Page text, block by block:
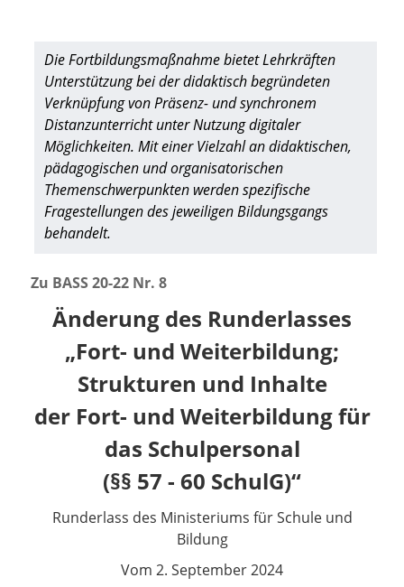
Die Fortbildungsmaßnahme bietet Lehrkräften
Unterstützung bei der didaktisch begründeten
Verknüpfung von Präsenz- und synchronem
Distanzunterricht unter Nutzung digitaler
Möglichkeiten. Mit einer Vielzahl an didaktischen,
pädagogischen und organisatorischen
Themenschwerpunkten werden spezifische
Fragestellungen des jeweiligen Bildungsgangs
behandelt.
Zu BASS20-22 Nr. 8
Änderung des Runderlasses
„Fort- und Weiterbildung;
Strukturen und Inhalte
der Fort- und Weiterbildung für
das Schulpersonal
(§§ 57 - 60 SchulG)“
Runderlass des Ministeriums für Schule und
Bildung
Vom 2. September 2024